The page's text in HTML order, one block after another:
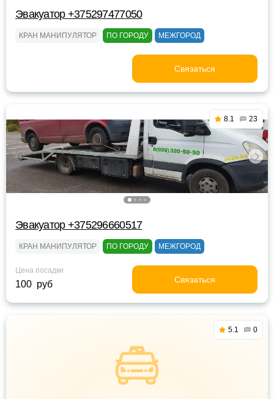
Эвакуатор +375297477050
КРАН МАНИПУЛЯТОР ПО ГОРОДУ МЕЖГОРОД
Связаться
8.1 23
Эвакуатор +375296660517
КРАН МАНИПУЛЯТОР ПО ГОРОДУ МЕЖГОРОД
Цена посадки
100 руб Связаться
5.1 0